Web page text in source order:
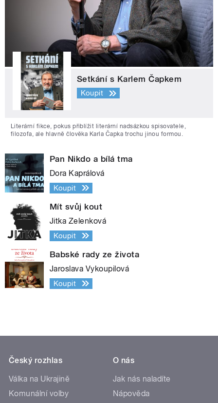
Setkání s Karlem Čapkem
Koupit
Literární fikce, pokus přiblížit literární nadsázkou spisovatele,
filozofa, ale hlavně člověka Karla Čapka trochu jinou formou.
Pan Nikdo a bílá tma
Dora Kaprálová
Koupit
Mít svůj kout
Jitka Zelenková
Koupit
Babské rady ze života
Jaroslava Vykoupilová
Koupit
Český rozhlas
Válka na Ukrajině
Komunální volby
O nás
Jak nás naladíte
Nápověda